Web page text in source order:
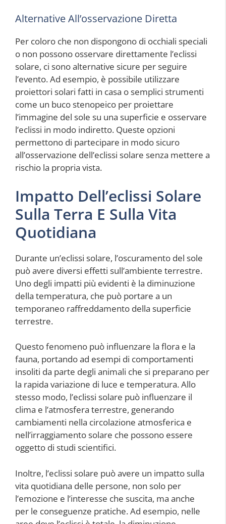
Alternative All’osservazione Diretta
Per coloro che non dispongono di occhiali speciali
o non possono osservare direttamente l’eclissi
solare, ci sono alternative sicure per seguire
l’evento. Ad esempio, è possibile utilizzare
proiettori solari fatti in casa o semplici strumenti
come un buco stenopeico per proiettare
l’immagine del sole su una superficie e osservare
l’eclissi in modo indiretto. Queste opzioni
permettono di partecipare in modo sicuro
all’osservazione dell’eclissi solare senza mettere a
rischio la propria vista.
Impatto Dell’eclissi Solare
Sulla Terra E Sulla Vita
Quotidiana
Durante un’eclissi solare, l’oscuramento del sole
può avere diversi effetti sull’ambiente terrestre.
Uno degli impatti più evidenti è la diminuzione
della temperatura, che può portare a un
temporaneo raffreddamento della superficie
terrestre.
Questo fenomeno può influenzare la flora e la
fauna, portando ad esempi di comportamenti
insoliti da parte degli animali che si preparano per
la rapida variazione di luce e temperatura. Allo
stesso modo, l’eclissi solare può influenzare il
clima e l’atmosfera terrestre, generando
cambiamenti nella circolazione atmosferica e
nell’irraggiamento solare che possono essere
oggetto di studi scientifici.
Inoltre, l’eclissi solare può avere un impatto sulla
vita quotidiana delle persone, non solo per
l’emozione e l’interesse che suscita, ma anche
per le conseguenze pratiche. Ad esempio, nelle